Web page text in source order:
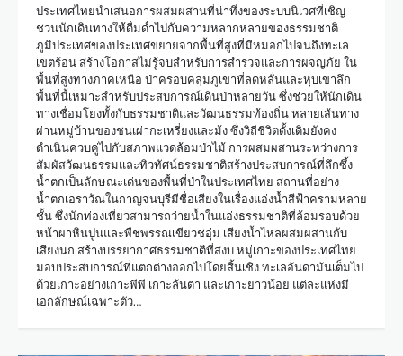
ประเทศไทยนำเสนอการผสมผสานที่น่าทึ่งของระบบนิเวศที่เชิญ
ชวนนักเดินทางให้ดื่มด่ำไปกับความหลากหลายของธรรมชาติ
ภูมิประเทศของประเทศขยายจากพื้นที่สูงที่มีหมอกไปจนถึงทะเล
เขตร้อน สร้างโอกาสไม่รู้จบสำหรับการสำรวจและการผจญภัย ใน
พื้นที่สูงทางภาคเหนือ ป่าครอบคลุมภูเขาที่ลดหลั่นและหุบเขาลึก
พื้นที่นี้เหมาะสำหรับประสบการณ์เดินป่าหลายวัน ซึ่งช่วยให้นักเดิน
ทางเชื่อมโยงทั้งกับธรรมชาติและวัฒนธรรมท้องถิ่น หลายเส้นทาง
ผ่านหมู่บ้านของชนเผ่ากะเหรี่ยงและม้ง ซึ่งวิถีชีวิตดั้งเดิมยังคง
ดำเนินควบคู่ไปกับสภาพแวดล้อมป่าไม้ การผสมผสานระหว่างการ
สัมผัสวัฒนธรรมและทิวทัศน์ธรรมชาติสร้างประสบการณ์ที่ลึกซึ้ง
น้ำตกเป็นลักษณะเด่นของพื้นที่ป่าในประเทศไทย สถานที่อย่าง
น้ำตกเอราวัณในกาญจนบุรีมีชื่อเสียงในเรื่องแอ่งน้ำสีฟ้าครามหลาย
ชั้น ซึ่งนักท่องเที่ยวสามารถว่ายน้ำในแอ่งธรรมชาติที่ล้อมรอบด้วย
หน้าผาหินปูนและพืชพรรณเขียวชอุ่ม เสียงน้ำไหลผสมผสานกับ
เสียงนก สร้างบรรยากาศธรรมชาติที่สงบ หมู่เกาะของประเทศไทย
มอบประสบการณ์ที่แตกต่างออกไปโดยสิ้นเชิง ทะเลอันดามันเต็มไป
ด้วยเกาะอย่างเกาะพีพี เกาะลันตา และเกาะยาวน้อย แต่ละแห่งมี
เอกลักษณ์เฉพาะตัว…